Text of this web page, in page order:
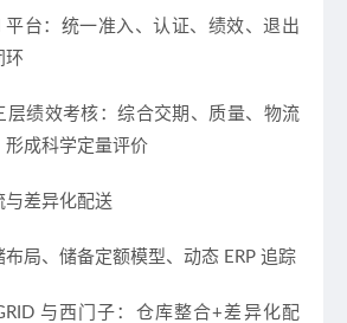
平台：统一准入、认证、绩效、退出
环
层绩效考核：综合交期、质量、物流
形成科学定量评价
与差异化配送
布局、储备定额模型、动态 ERP 追踪
与西门子：仓库整合+差异化配